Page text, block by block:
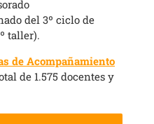
del 3º ciclo de
taller).
de Acompañamiento
de 1.575 docentes y